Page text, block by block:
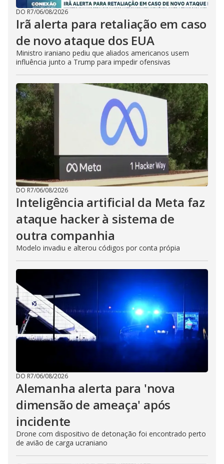
DO R7/06/08/2026
Irã alerta para retaliação em caso
de novo ataque dos EUA
Ministro iraniano pediu que aliados americanos usem
influência junto a Trump para impedir ofensivas
DO R7/06/08/2026
Inteligência artificial da Meta faz
ataque hacker à sistema de
outra companhia
Modelo invadiu e alterou códigos por conta própia
DO R7/06/08/2026
Alemanha alerta para 'nova
dimensão de ameaça' após
incidente
Drone com dispositivo de detonação foi encontrado perto
de avião de carga ucraniano